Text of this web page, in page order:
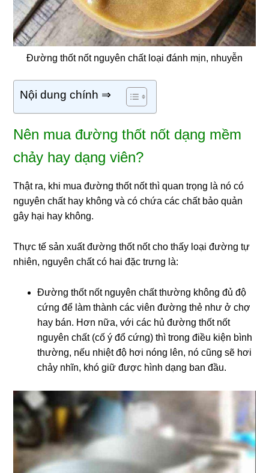
Đường thốt nốt nguyên chất loại đánh mịn, nhuyễn
Nội dung chính ⇒
Nên mua đường thốt nốt dạng mềm
chảy hay dạng viên?
Thật ra, khi mua đường thốt nốt thì quan trọng là nó có
nguyên chất hay không và có chứa các chất bảo quản
gây hại hay không.
Thực tế sản xuất đường thốt nốt cho thấy loại đường tự
nhiên, nguyên chất có hai đặc trưng là:
Đường thốt nốt nguyên chất thường không đủ độ
cứng để làm thành các viên đường thẻ như ở chợ
hay bán. Hơn nữa, với các hủ đường thốt nốt
nguyên chất (cố ý đổ cứng) thì trong điều kiện bình
thường, nếu nhiệt độ hơi nóng lên, nó cũng sẽ hơi
chảy nhĩn, khó giữ được hình dạng ban đầu.